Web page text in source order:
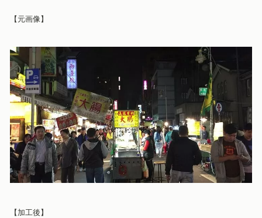
【元画像】
【加工後】